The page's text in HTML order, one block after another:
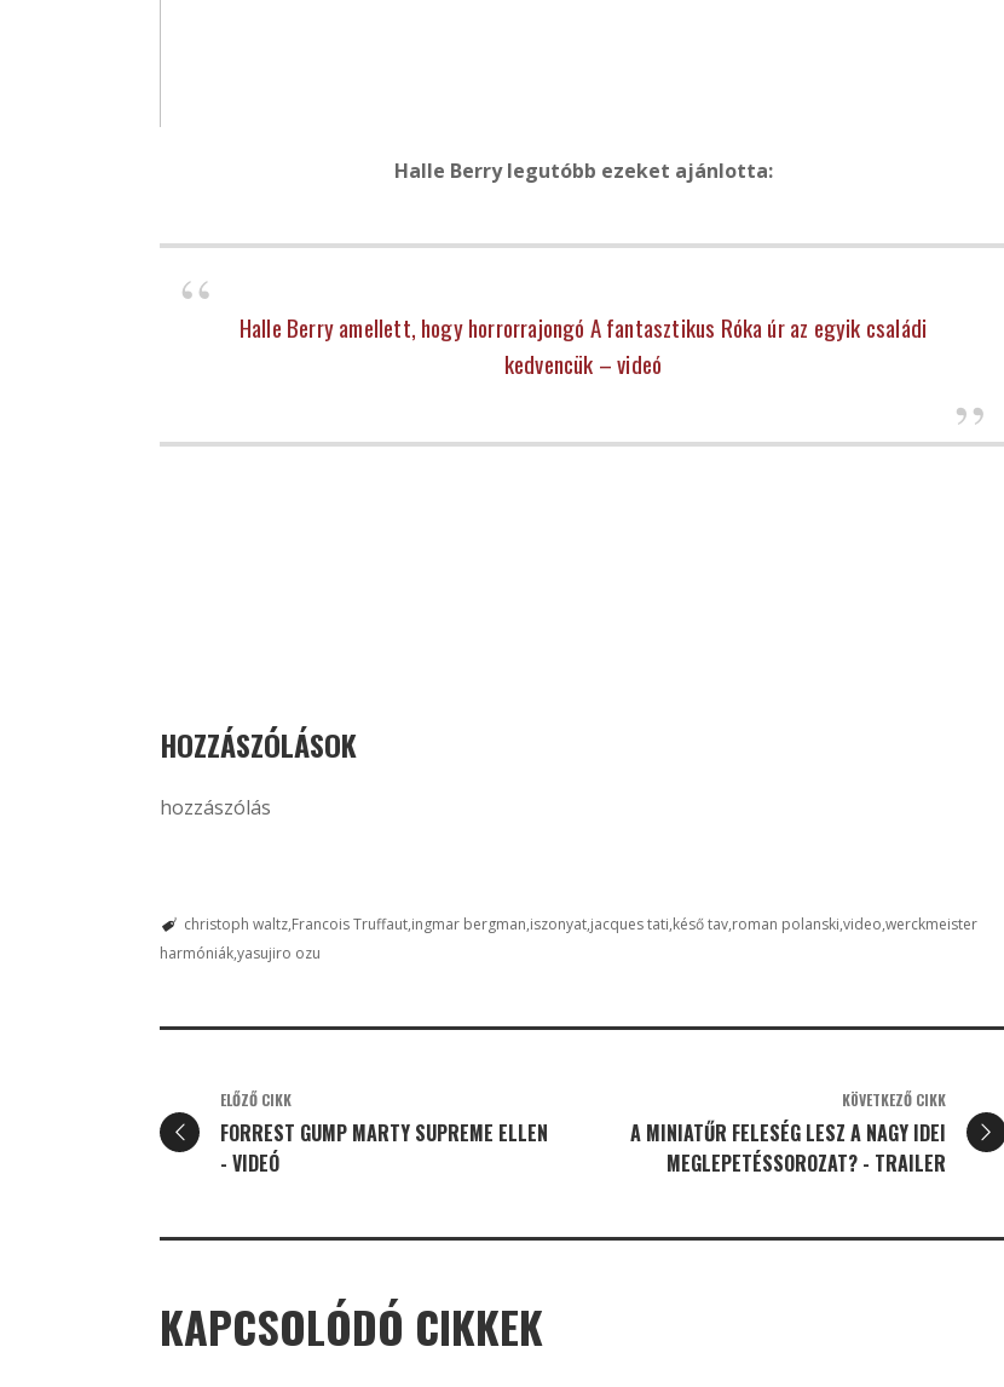
Halle Berry legutóbb ezeket ajánlotta:
Halle Berry amellett, hogy horrorrajongó A fantasztikus Róka úr az egyik családi
kedvencük – videó
HOZZÁSZÓLÁSOK
hozzászólás
christoph waltz Francois Truffaut ingmar bergman iszonyat jacques tati késő tav roman polanski video werckmeister
harmóniákyasujiro ozu
ELŐZŐ CIKK
FORREST GUMP MARTY SUPREME ELLEN
- VIDEÓ
KÖVETKEZŐ CIKK
A MINIATŰR FELESÉG LESZ A NAGY IDEI
MEGLEPETÉSSOROZAT? - TRAILER
KAPCSOLÓDÓ CIKKEK